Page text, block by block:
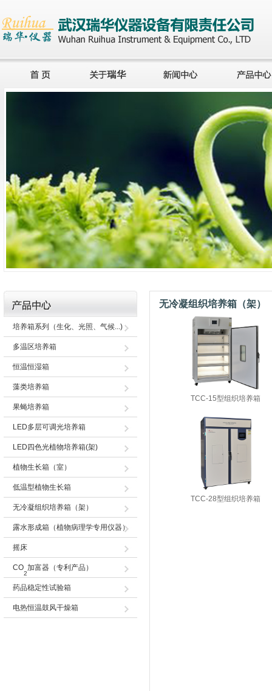
培养箱系列（生化、光照、气候...)
多温区培养箱
恒温恒湿箱
藻类培养箱
果蝇培养箱
LED多层可调光培养箱
LED四色光植物培养箱(架)
植物生长箱（室）
低温型植物生长箱
无冷凝组织培养箱（架）
露水形成箱（植物病理学专用仪器）
摇床
CO
2
加富器（专利产品）
药品稳定性试验箱
电热恒温鼓风干燥箱
无冷凝组织培养箱（架）
TCC-15型组织培养箱
TCC-28型组织培养箱